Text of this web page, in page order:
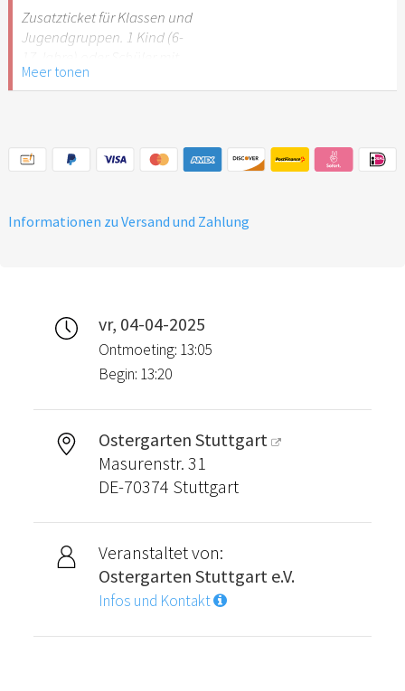
Stuttgart nicht
empfehlenswert.
Zusatzticket für Klassen und
Jugendgruppen. 1 Kind (6-
Schülerausweis.
Stuttgart nicht
empfehlenswert.
Meer tonen
Informationen zu Versand und Zahlung
vr, 04-04-2025
Ontmoeting: 13:05
Begin: 13:20
Ostergarten Stuttgart
Masurenstr. 31
DE-70374 Stuttgart
Veranstaltet von:
Ostergarten Stuttgart e.V.
Infos und Kontakt